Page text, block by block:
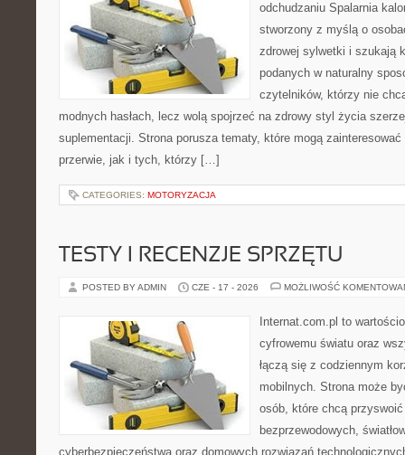
odchudzaniu Spalarnia
stworzony z myślą o
zdrowej sylwetki i szukają
podanych w naturalny
czytelników, którzy nie
modnych hasłach, lecz wolą spojrzeć na zdrowy styl życia
suplementacji. Strona porusza tematy, które mogą
przerwie, jak i tych, którzy […]
CATEGORIES: MOTORYZACJA
TESTY I RECENZJE SPRZĘTU
POSTED BY ADMIN CZE - 17 - 2026 MOŻLIWOŚĆ
Internat.com.pl to
cyfrowemu światu oraz
łączą się z codziennym
mobilnych. Strona może
osób, które chcą
bezprzewodowych,
cyberbezpieczeństwa oraz domowych rozwiązań